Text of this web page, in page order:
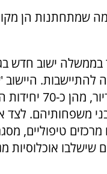
שמתחתנות הן
בממשלה ישוב חדש
להתיישבות. היישוב
כ-350 יחידות
משפחותיהם. לצד
טיפוליים,
שישלבו אוכלוסיות